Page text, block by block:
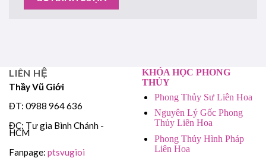
LIÊN HỆ
Thầy Vũ Giới
ĐT: 0988 964 636
ĐC: Tư gia Bình Chánh -
HCM
Fanpage: ptsvugioi
KHÓA HỌC PHONG
THỦY
Phong Thủy Sư Liên Hoa
Nguyên Lý Gốc Phong
Thủy Liên Hoa
Phong Thủy Hình Pháp
Liên Hoa